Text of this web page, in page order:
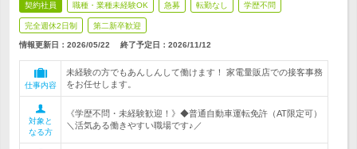
契約社員 職種・業種未経験OK 急募 転勤なし 学歴不問
完全週休2日制 第二新卒歓迎
情報更新日：2026/05/22 終了予定日： 2026/11/12
仕事内容
未経験の方でもあんしんして働けます！ 家電量販店での接客事務
をお任せします。
対象と
なる方
《学歴不問・未経験歓迎！》◆普通自動車運転免許（AT限定可）
＼活気ある働きやすい職場です♪／